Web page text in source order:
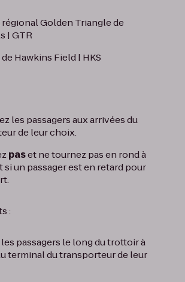
Golden Triangle de
| GTR
Hawkins Field | HKS
les passagers aux arrivées du
de leur choix.
paset ne tournez pas en rond à
si un passager est en retard pour
:
passagers le long du trottoir à
terminal du transporteur de leur